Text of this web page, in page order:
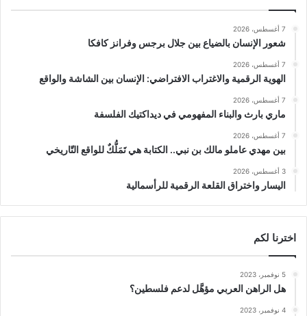
7 أغسطس، 2026
شعور الإنسان بالضياع بين جلال برجس وفرانز كافكا
7 أغسطس، 2026
الهوية الرقمية والاغتراب الافتراضي: الإنسان بين الشاشة والواقع
7 أغسطس، 2026
ماري بارث والبناء المفهومي في ديداكتيك الفلسفة
7 أغسطس، 2026
بين مهدي عاملو مالك بن نبي.. الكتابة هي تَمَلُّكٌ للواقع التّاريخي
3 أغسطس، 2026
اليسار واختراق القلعة الرقمية للرأسمالية
اخترنا لكم
5 نوفمبر، 2023
هل الراهن العربي مؤهَّل لدعم فلسطين؟
4 نوفمبر، 2023